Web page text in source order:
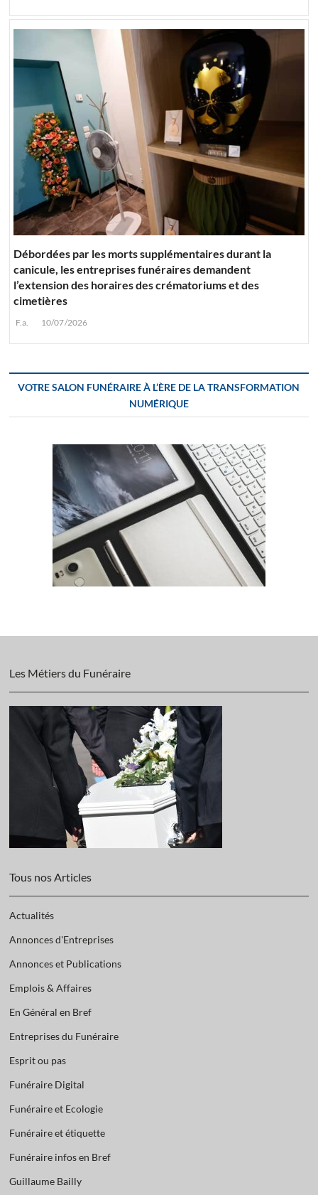
Débordées par les morts supplémentaires durant la
canicule, les entreprises funéraires demandent
l’extension des horaires des crématoriums et des
cimetières
F.a. 10/07/2026
VOTRE SALON FUNÉRAIRE À L’ÈRE DE LA TRANSFORMATION
NUMÉRIQUE
Les Métiers du Funéraire
Tous nos Articles
Actualités
Annonces d'Entreprises
Annonces et Publications
Emplois & Affaires
En Général en Bref
Entreprises du Funéraire
Esprit ou pas
Funéraire Digital
Funéraire et Ecologie
Funéraire et étiquette
Funéraire infos en Bref
Guillaume Bailly